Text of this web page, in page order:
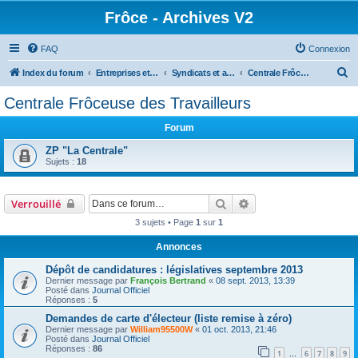
Frôce - Archives V2
FAQ Connexion
Index du forum Entreprises et Associations Syndicats et associations Centrale Frôceuse des Travailleurs
Centrale Frôceuse des Travailleurs
Forum
ZP "La Centrale"
Sujets : 18
Verrouillé Rechercher
3 sujets • Page 1 sur 1
Annonces
Dépôt de candidatures : législatives septembre 2013
Dernier message par François Bertrand « 08 sept. 2013, 13:39
Posté dans Journal Officiel
Réponses : 5
Demandes de carte d'électeur (liste remise à zéro)
Dernier message par William95500W« 01 oct. 2013, 21:46
Posté dans Journal Officiel
Réponses : 86 1 … 6 7 8 9